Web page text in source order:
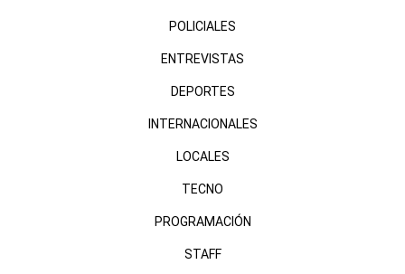
POLICIALES
ENTREVISTAS
DEPORTES
INTERNACIONALES
LOCALES
TECNO
PROGRAMACIÓN
STAFF